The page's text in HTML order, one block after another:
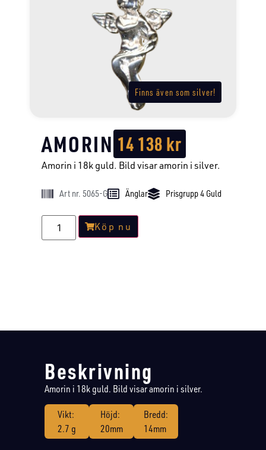
Finns även som silver!
AMORIN 14 138kr
Amorin i 18k guld. Bild visar amorin i silver.
Art nr. 5065-G Änglar Prisgrupp 4 Guld
Köp nu
Beskrivning
Amorin i 18k guld. Bild visar amorin i silver.
Vikt:
2.7 g
Höjd:
20mm
Bredd:
14mm